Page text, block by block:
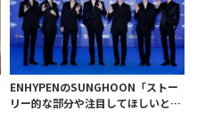
ENHYPENのSUNGHOON「ストー
リー的な部分や注目してほしいとこ